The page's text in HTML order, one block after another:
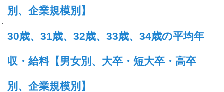
別、企業規模別】
30歳、31歳、32歳、33歳、34歳の平均年
収・給料【男女別、大卒・短大卒・高卒
別、企業規模別】